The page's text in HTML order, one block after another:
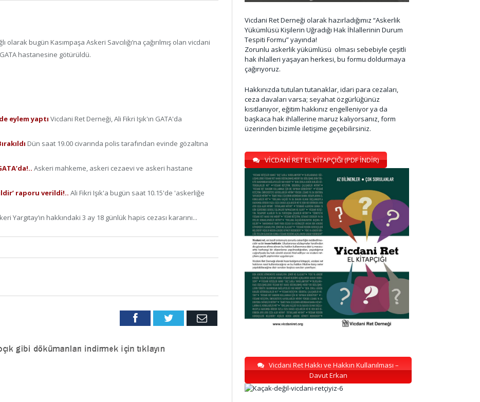
bugün Kasımpaşa Askeri Savcılığı’na çağırılmış olan vicdani
hastanesine götürüldü.
eylem yaptı Vicdani Ret Derneği, Ali Fikri Işık'ın GATA'da
Dün saat 19.00 civarında polis tarafından evinde gözaltına
Askeri mahkeme, askeri cezaevi ve askeri hastane
raporu verildi!.. Ali Fikri Işık'a bugün saat 10.15'de 'askerliğe
Yargıtay’ın hakkındaki 3 ay 18 günlük hapis cezası kararını...
FacebookTwitter Email
Vicdani Ret Derneği olarak hazırladığımız “Askerlik
Yükümlüsü Kişilerin Uğradığı Hak İhlallerinin Durum
Tespiti Formu” yayında!
Zorunlu askerlik yükümlüsü olması sebebiyle çeşitli
hak ihlalleri yaşayan herkesi, bu formu doldurmaya
çağırıyoruz.
Hakkınızda tutulan tutanaklar, idari para cezaları,
ceza davaları varsa; seyahat özgürlüğünüz
kısıtlanıyor, eğitim hakkınız engelleniyor ya da
başkaca hak ihlallerine maruz kalıyorsanız, form
üzerinden bizimle iletişime geçebilirsiniz.
VİCDANİ RET EL KİTAPÇIĞI (PDF İNDİR)
Vicdani Ret Hakkı ve Hakkın Kullanılması –
Davut Erkan